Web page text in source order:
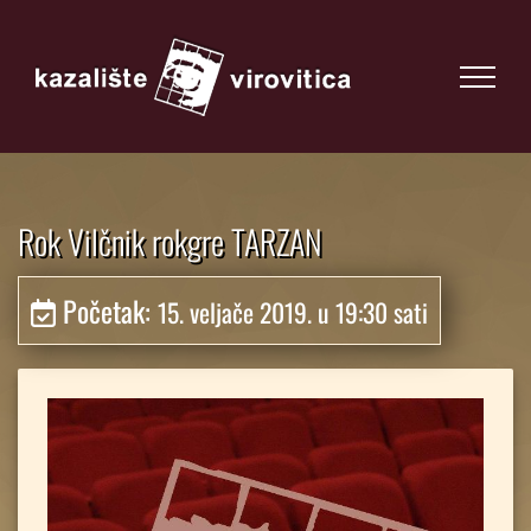
Rok Vilčnik rokgre TARZAN
Početak: 15. veljače 2019. u 19:30 sati